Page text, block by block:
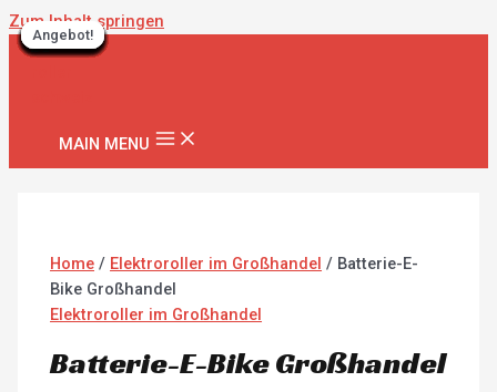
Zum Inhalt springen
MAIN MENU
Home / Elektroroller im Großhandel / Batterie-E-
Bike Großhandel
Elektroroller im Großhandel
Batterie-E-Bike Großhandel
Angebot!
Angebot!
Angebot!
Angebot!
Angebot!
Angebot!
Angebot!
Angebot!
Angebot!
Angebot!
Angebot!
Angebot!
Angebot!
Angebot!
Angebot!
Angebot!
Angebot!
Angebot!
Angebot!
Angebot!
Angebot!
Angebot!
Angebot!
Angebot!